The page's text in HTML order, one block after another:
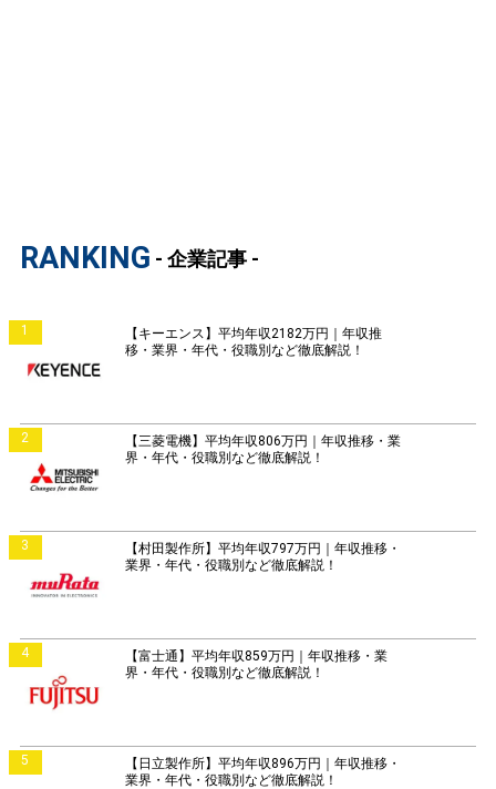
RANKING - 企業記事 -
1
【キーエンス】平均年収2182万円｜年収推
移・業界・年代・役職別など徹底解説！
2
【三菱電機】平均年収806万円｜年収推移・業
界・年代・役職別など徹底解説！
3
【村田製作所】平均年収797万円｜年収推移・
業界・年代・役職別など徹底解説！
4
【富士通】平均年収859万円｜年収推移・業
界・年代・役職別など徹底解説！
5
【日立製作所】平均年収896万円｜年収推移・
業界・年代・役職別など徹底解説！